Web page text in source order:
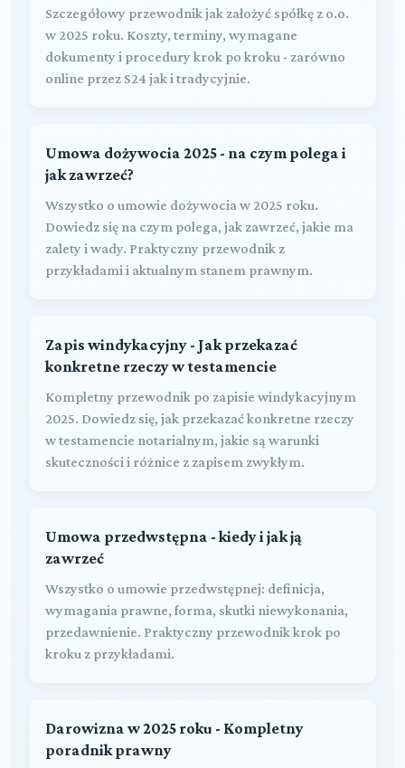
Szczegółowy przewodnik jak założyć spółkę z o.o.
w 2025 roku. Koszty, terminy, wymagane
dokumenty i procedury krok po kroku - zarówno
online przez S24 jak i tradycyjnie.
Umowa dożywocia 2025 - na czym polega i
jak zawrzeć?
Wszystko o umowie dożywocia w 2025 roku.
Dowiedz się na czym polega, jak zawrzeć, jakie ma
zalety i wady. Praktyczny przewodnik z
przykładami i aktualnym stanem prawnym.
Zapis windykacyjny - Jak przekazać
konkretne rzeczy w testamencie
Kompletny przewodnik po zapisie windykacyjnym
2025. Dowiedz się, jak przekazać konkretne rzeczy
w testamencie notarialnym, jakie są warunki
skuteczności i różnice z zapisem zwykłym.
Umowa przedwstępna - kiedy i jak ją
zawrzeć
Wszystko o umowie przedwstępnej: definicja,
wymagania prawne, forma, skutki niewykonania,
przedawnienie. Praktyczny przewodnik krok po
kroku z przykładami.
Darowizna w 2025 roku - Kompletny
poradnik prawny